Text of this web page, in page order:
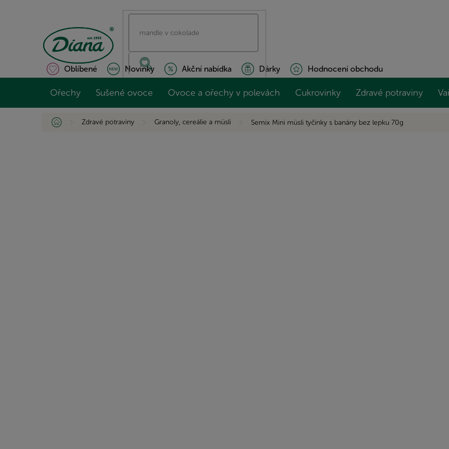
Oblíbené Novinky Akční nabídka Dárky Hodnocení obchodu
Ořechy Sušené ovoce Ovoce a ořechy v polevách Cukrovinky Zdravé potraviny
Domů Zdravé potraviny Granoly, cereálie a müsli Semix Mini müsli tyčinky s banány bez lepku 70g